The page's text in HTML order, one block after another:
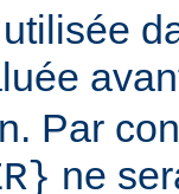
Par
ne